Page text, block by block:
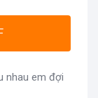
nhau em đợi